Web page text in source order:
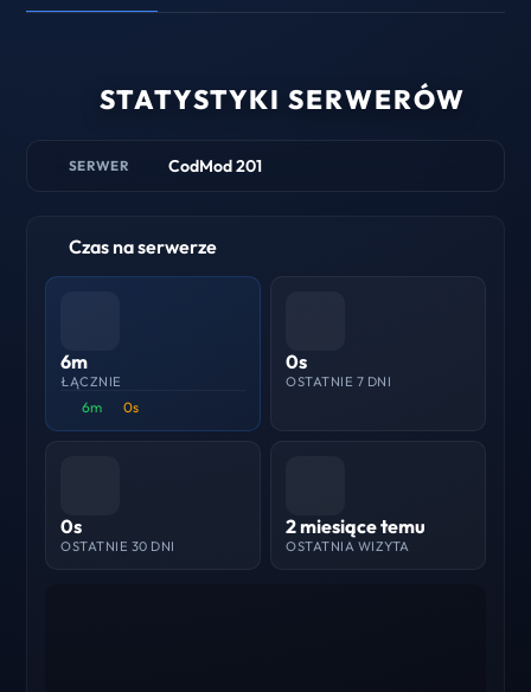
STATYSTYKI SERWERÓW
SERWER CodMod 201
Czas na serwerze
6m
ŁĄCZNIE
6m 0s
0s
OSTATNIE 7 DNI
0s
OSTATNIE 30 DNI
2 miesiące temu
OSTATNIA WIZYTA